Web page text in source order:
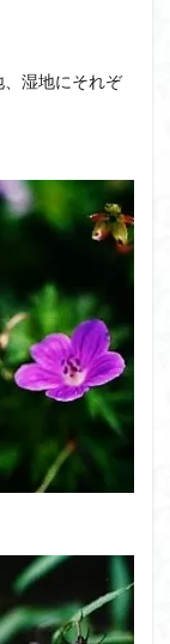
、湿地にそれぞ